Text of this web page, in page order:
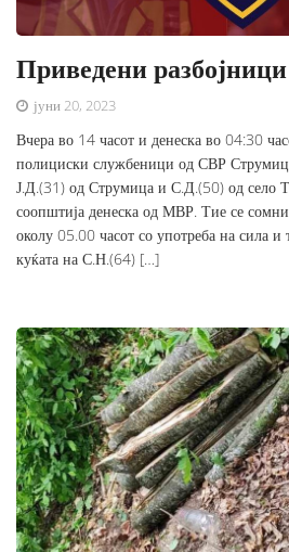
Приведени
јуни 20, 2023
Вчера во 14 часот и денеска во 04:30
полициски службеници од СВР
Ј.Д.(31) од Струмица и С.Д.(50) од село
соопштија денеска од МВР. Тие се
околу 05.00 часот со употреба на сила и
куќата на С.Н.(64) […]